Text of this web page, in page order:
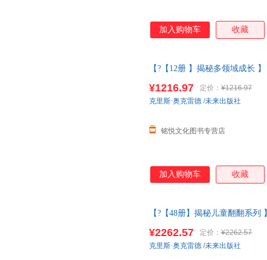
加入购物车 收藏
【?【12册 】揭秘多领域成长
¥1216.97 定价： ¥1216.97
铭悦文化图书专营店
克里斯·奥克雷德 /未来出版社
加入购物车 收藏
【?【48册】揭秘儿童翻翻系
¥2262.57 定价： ¥2262.57
克里斯·奥克雷德 /未来出版社